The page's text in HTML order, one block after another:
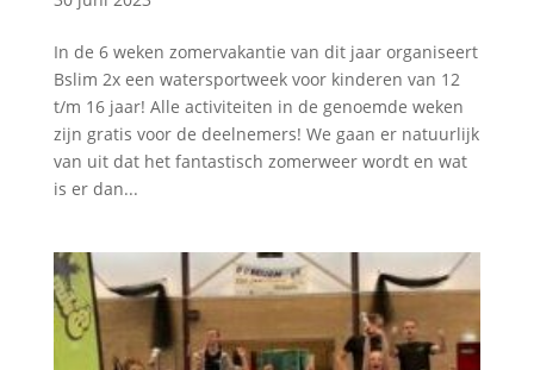
In de 6 weken zomervakantie van dit jaar organiseert
Bslim 2x een watersportweek voor kinderen van 12
t/m 16 jaar! Alle activiteiten in de genoemde weken
zijn gratis voor de deelnemers! We gaan er natuurlijk
van uit dat het fantastisch zomerweer wordt en wat
is er dan...